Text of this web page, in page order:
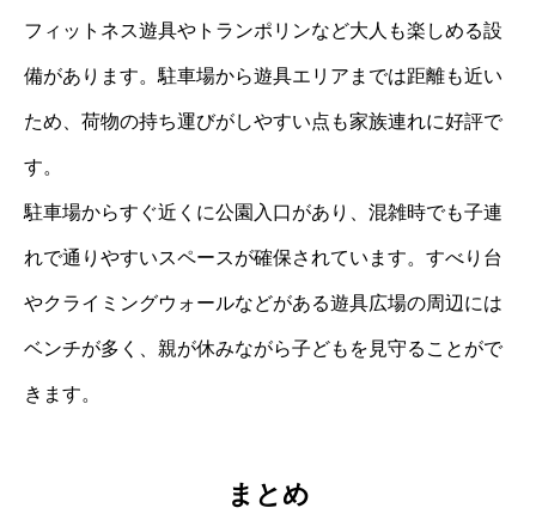
フィットネス遊具やトランポリンなど大人も楽しめる設
備があります。駐車場から遊具エリアまでは距離も近い
ため、荷物の持ち運びがしやすい点も家族連れに好評で
す。
駐車場からすぐ近くに公園入口があり、混雑時でも子連
れで通りやすいスペースが確保されています。すべり台
やクライミングウォールなどがある遊具広場の周辺には
ベンチが多く、親が休みながら子どもを見守ることがで
きます。
まとめ